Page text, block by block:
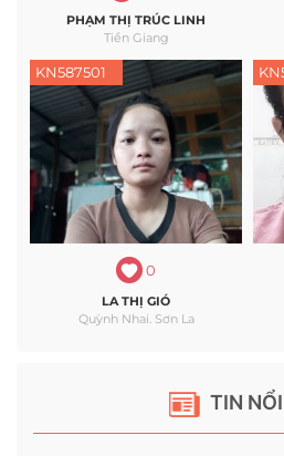
TIN
PHẠM THỊ TRÚC LINH
Tiền Giang
KN587501
0
LA THỊ GIÓ
Quỳnh Nhai. Sơn La